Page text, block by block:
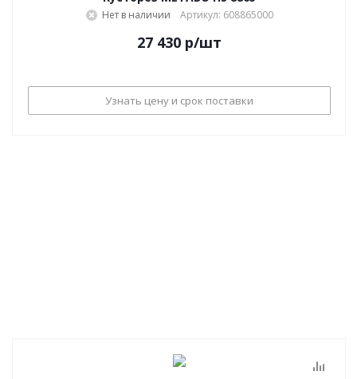
Нет в наличии Артикул: 608865000
27 430 р/шт
Узнать цену и срок поставки